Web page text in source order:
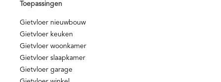
Toepassingen
Gietvloer nieuwbouw
Gietvloer keuken
Gietvloer woonkamer
Gietvloer slaapkamer
Gietvloer garage